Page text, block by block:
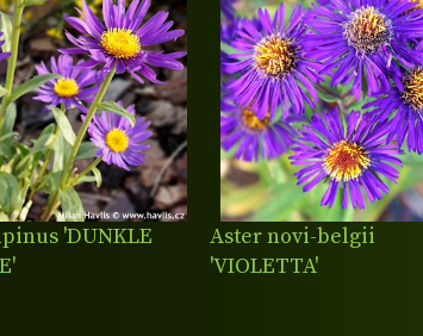
'DUNKLE
Aster novi-belgii
'VIOLETTA'